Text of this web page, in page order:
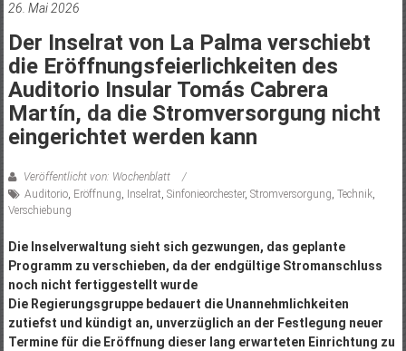
26. Mai 2026
Der Inselrat von La Palma verschiebt
die Eröffnungsfeierlichkeiten des
Auditorio Insular Tomás Cabrera
Martín, da die Stromversorgung nicht
eingerichtet werden kann
Veröffentlicht von: Wochenblatt
Auditorio, Eröffnung, Inselrat, Sinfonieorchester, Stromversorgung, Technik,
Verschiebung
Die Inselverwaltung sieht sich gezwungen, das geplante
Programm zu verschieben, da der endgültige Stromanschluss
noch nicht fertiggestellt wurde
Die Regierungsgruppe bedauert die Unannehmlichkeiten
zutiefst und kündigt an, unverzüglich an der Festlegung neuer
Termine für die Eröffnung dieser lang erwarteten Einrichtung zu